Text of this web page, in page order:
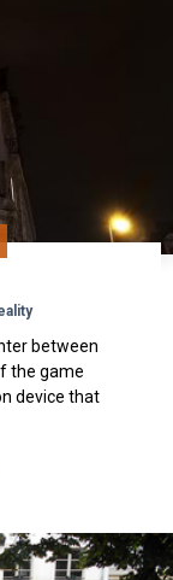
between
the game
device that